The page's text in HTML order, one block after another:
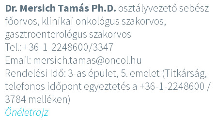
Dr. Mersich Tamás Ph.D. osztályvezető sebész
főorvos, klinikai onkológus szakorvos,
gasztroenterológus szakorvos
Tel.: +36-1-2248600/3347
Email: mersich.tamas@oncol.hu
Rendelési Idő: 3-as épület, 5. emelet (Titkárság,
telefonos időpont egyeztetés a +36-1-2248600 /
3784 melléken)
Önéletrajz